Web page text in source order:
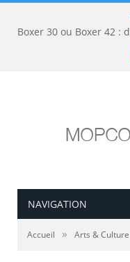
NAVIGATION
Accueil » Arts & Culture